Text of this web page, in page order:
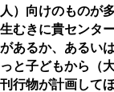
人）向けのものが
生むきに貴センタ
があるか、あるい
っと子どもから（
刊行物が計画してほ